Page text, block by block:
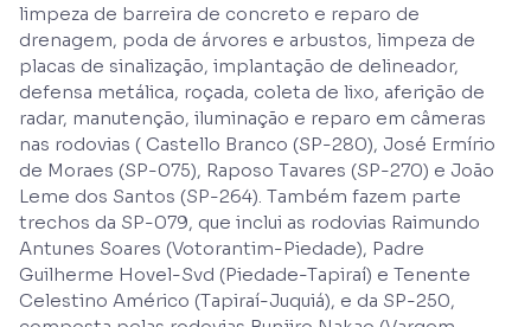
limpeza de barreira de concreto e reparo de
drenagem, poda de árvores e arbustos, limpeza de
placas de sinalização, implantação de delineador,
defensa metálica, roçada, coleta de lixo, aferição de
radar, manutenção, iluminação e reparo em câmeras
nas rodovias ( Castello Branco (SP-280), José Ermírio
de Moraes (SP-075), Raposo Tavares (SP-270) e João
Leme dos Santos (SP-264). Também fazem parte
trechos da SP-079, que inclui as rodovias Raimundo
Antunes Soares (Votorantim-Piedade), Padre
Guilherme Hovel-Svd (Piedade-Tapiraí) e Tenente
Celestino Américo (Tapiraí-Juquiá), e da SP-250,